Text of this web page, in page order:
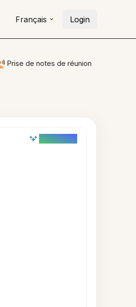
Français Login
Prise de notes de réunion
AI powered